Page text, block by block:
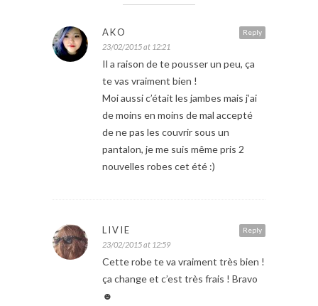
Reply
AKO
23/02/2015 at 12:21
Il a raison de te pousser un peu, ça
te vas vraiment bien !
Moi aussi c’était les jambes mais j’ai
de moins en moins de mal accepté
de ne pas les couvrir sous un
pantalon, je me suis même pris 2
nouvelles robes cet été :)
Reply
LIVIE
23/02/2015 at 12:59
Cette robe te va vraiment très bien !
ça change et c’est très frais ! Bravo
☻